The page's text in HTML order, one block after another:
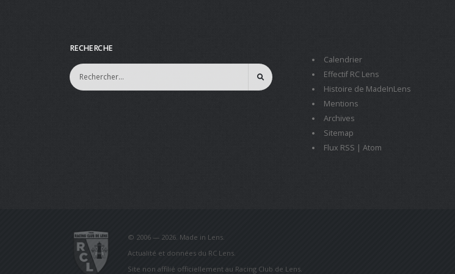
RECHERCHE
Calendrier
Effectif RC Lens
Histoire de MadeInLens
Mentions
Archives
Sitemap
Flux RSS | Atom
© 2006 — 2026. Made in Lens.
Actualité et données du RC Lens.
Site non affilié officiellement au Racing Club de Lens.